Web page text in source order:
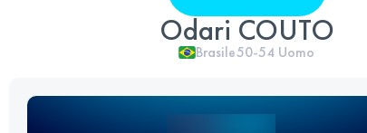
Odari COUTO
Brasile50-54 Uomo